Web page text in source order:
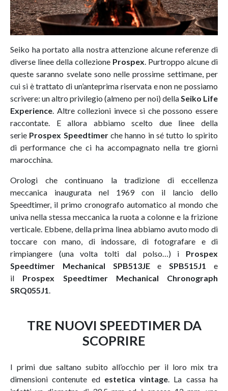
Seiko ha portato alla nostra attenzione alcune referenze di
diverse linee della collezione Prospex. Purtroppo alcune di
queste saranno svelate sono nelle prossime settimane, per
cui si è trattato di un’anteprima riservata e non ne possiamo
scrivere: un altro privilegio (almeno per noi) dellaSeiko Life
Experience. Altre collezioni invece sì che possono essere
raccontate. E allora abbiamo scelto due linee della
serie Prospex Speedtimerche hanno in sé tutto lo spirito
di performance che ci ha accompagnato nella tre giorni
marocchina.
Orologi che continuano la tradizione di eccellenza
meccanica inaugurata nel 1969 con il lancio dello
Speedtimer, il primo cronografo automatico al mondo che
univa nella stessa meccanica la ruota a colonne e la frizione
verticale. Ebbene, della prima linea abbiamo avuto modo di
toccare con mano, di indossare, di fotografare e di
rimpiangere (una volta tolti dal polso…) i Prospex
Speedtimer Mechanical SPB513JEeSPB515J1 e
il Prospex Speedtimer Mechanical Chronograph
SRQ055J1.
TRE NUOVI SPEEDTIMER DA
SCOPRIRE
I primi due saltano subito all’occhio per il loro mix tra
dimensioni contenute ed estetica vintage. La cassa ha